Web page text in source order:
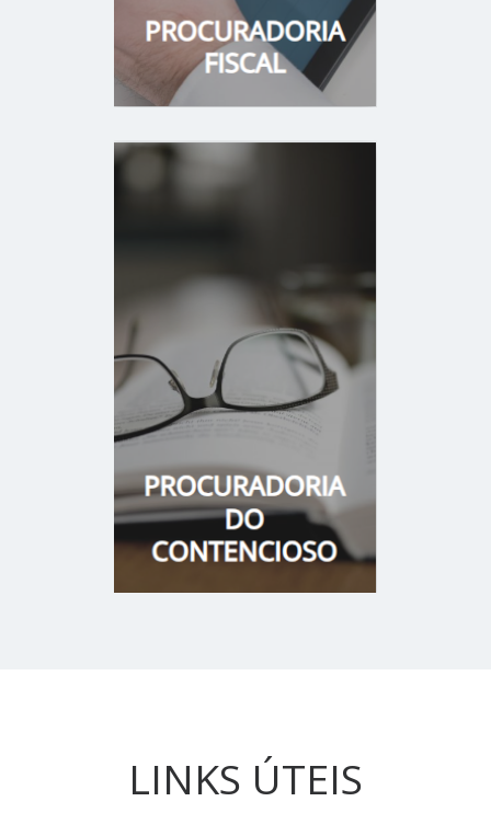
LINKS ÚTEIS